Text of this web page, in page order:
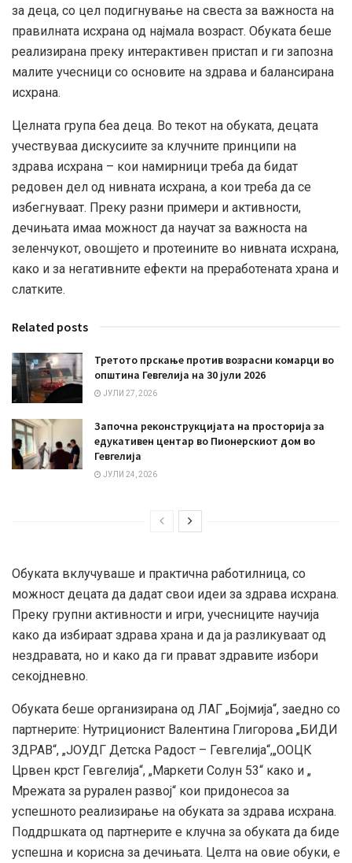
за деца, со цел подигнување на свеста за важноста на
правилната исхрана од најмала возраст. Обуката беше
реализирана преку интерактивен пристап и ги запозна
малите учесници со основите на здрава и балансирана
исхрана.
Целната група беа деца. Во текот на обуката, децата
учествуваа дискусиите за клучните принципи на
здрава исхрана – кои намирници треба да бидат
редовен дел од нивната исхрана, а кои треба да се
избегнуваат. Преку разни примери и активности,
дечињата имаа можност да научат за важноста на
зеленчукот, овошјето и протеините во нивната исхрана,
како и за негативните ефекти на преработената храна и
слатките.
Related posts
Третото прскање против возрасни комарци во
општина Гевгелија на 30 јули 2026
ЈУЛИ 27, 2026
Започна реконструкцијата на просторија за
едукативен центар во Пионерскиот дом во
Гевгелија
ЈУЛИ 24, 2026
Обуката вклучуваше и практична работилница, со
можност децата да дадат свои идеи за здрава исхрана.
Преку групни активности и игри, учесниците научија
како да избираат здрава храна и да ја разликуваат од
нездравата, но и како да ги прават здравите избори
секојдневно.
Обуката беше организирана од ЛАГ „Бојмија“, заедно со
партнерите: Нутриционист Валентина Глигорова „БИДИ
ЗДРАВ“, „ЈОУДГ Детска Радост – Гевгелија“,„ООЦК
Црвен крст Гевгелија“, „Маркети Солун 53“ како и „
Мрежата за рурален развој“ кои придонесоа за
успешното реализирање на обуката за здрава исхрана.
Поддршката од партнерите е клучна за обуката да биде
успешна и корисна за дечињата. Целта на овие обуки, е